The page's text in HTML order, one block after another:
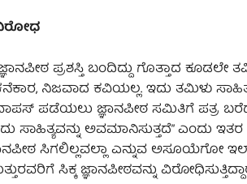
ಪ್ರಶಸ್ತಿ ಬಂದಿದ್ದು ಗೊತ್ತಾದ
ನಿಜವಾದ ಕವಿಯಲ್ಲ. ಇದು ತಮಿಳು
ಪಡೆಯಲು ಜ್ಞಾನಪೀಠ ಸಮಿತಿಗೆ ಪತ್ರ
ಸಾಹಿತ್ಯವನ್ನು ಅವಮಾನಿಸುತ್ತದೆ” ಎಂದು
ಸಿಗಲಿಲ್ಲವಲ್ಲಾ ಎನ್ನುವ ಅಸೂಯೆಗೋ
ಸಿಕ್ಕ ಜ್ಞಾನಪೀಠವನ್ನು